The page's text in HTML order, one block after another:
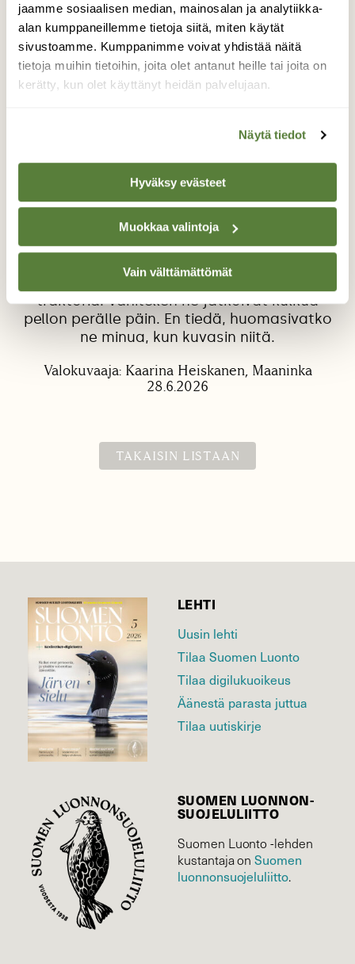
jaamme sosiaalisen median, mainosalan ja analytiikka-
alan kumppaneillemme tietoja siitä, miten käytät
sivustoamme. Kumppanimme voivat yhdistää näitä
tietoja muihin tietoihin, joita olet antanut heille tai joita on
kerätty, kun olet käyttänyt heidän palvelujaan.
Näytä tiedot
Hyväksy evästeet
Muokkaa valintoja
Vain välttämättömät
Metsäkauris vasoineen
Perässäni peltotietä ajoi ruiskutustraktori
jatkamaan työtään. Eihän siellä enää huittia
kuulunut. Jatkoin venesatamaan, josta
huomasin kauempana toisella suunnalla
pellolla metsäkaurisemon vasoineen. Vasat
imivät välillä, kun emo seurasi katseellaan
traktoria. Vähitellen ne jatkoivat kulkua
pellon perälle päin. En tiedä, huomasivatko
ne minua, kun kuvasin niitä.
Valokuvaaja: Kaarina Heiskanen, Maaninka
28.6.2026
TAKAISIN LISTAAN
LEHTI
Uusin lehti
Tilaa Suomen Luonto
Tilaa digilukuoikeus
Äänestä parasta juttua
Tilaa uutiskirje
SUOMEN LUONNON­
SUOJELU­LIITTO
Suomen Luonto -lehden
kustantaja onSuomen
luonnonsuojelu­liitto.